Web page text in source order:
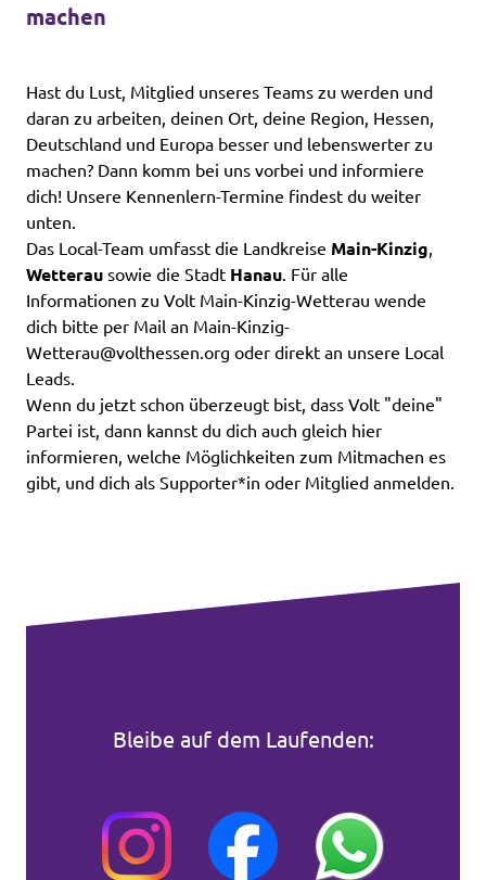
machen
Hast du Lust, Mitglied unseres Teams zu werden und
daran zu arbeiten, deinen Ort, deine Region, Hessen,
Deutschland und Europa besser und lebenswerter zu
machen? Dann komm bei uns vorbei und informiere
dich! Unsere Kennenlern-Termine findest du weiter
unten.
Das Local-Team umfasst die Landkreise Main-Kinzig,
Wetterau sowie die Stadt Hanau. Für alle
Informationen zu Volt Main-Kinzig-Wetterau wende
dich bitte per Mail an Main-Kinzig-
Wetterau@volthessen.org oder direkt an unsere Local
Leads.
Wenn du jetzt schon überzeugt bist, dass Volt "deine"
Partei ist, dann kannst du dich auch gleich hier
informieren, welche Möglichkeiten zum Mitmachen es
gibt, und dich als Supporter*in oder Mitglied anmelden.
Bleibe auf dem Laufenden: